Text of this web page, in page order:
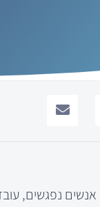
אנשים נפגשים,